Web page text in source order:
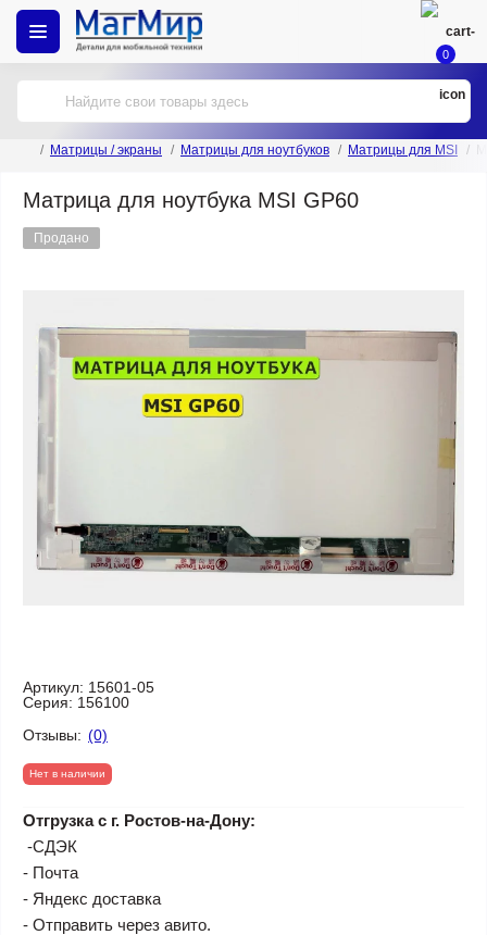
0
Матрицы / экраны Матрицы для ноутбуков Матрицы для MSI
Матрица для ноутбука MSI GP60
Продано
Артикул: 15601-05
Серия: 156100
Отзывы: (0)
Нет в наличии
Отгрузка с г. Ростов-на-Дону:
-СДЭК
- Почта
- Яндекс доставка
- Отправить через авито.